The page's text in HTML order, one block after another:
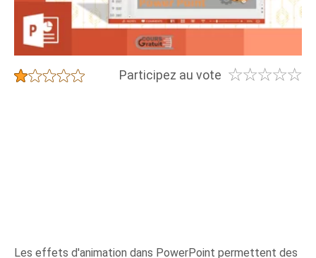
Participez au vote ☆☆☆☆☆
★★★★★
Les effets d'animation dans PowerPoint permettent des